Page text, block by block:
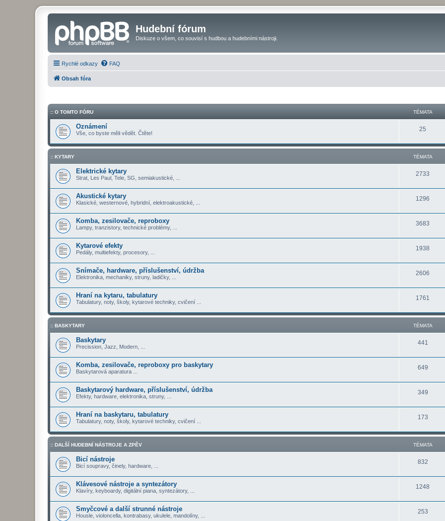
Hudební fórum
Diskuze o všem, co souvisí s hudbou a hudebními nástroji.
Rychlé odkazy FAQ
Obsah fóra
:: O TOMTO FÓRU TÉMATA
Oznámení
Vše, co byste měli vědět. Čtěte!
25
:: KYTARY TÉMATA
Elektrické kytary
Strat, Les Paul, Tele, SG, semiakustické, ...
2733
Akustické kytary
Klasické, westernové, hybridní, elektroakustické, ...
1296
Komba, zesilovače, reproboxy
Lampy, tranzistory, technické problémy, ...
3683
Kytarové efekty
Pedály, multiefekty, procesory, ...
1938
Snímače, hardware, příslušenství, údržba
Elektronika, mechaniky, struny, ladičky, ...
2606
Hraní na kytaru, tabulatury
Tabulatury, noty, školy, kytarové techniky, cvičení ...
1761
:: BASKYTARY TÉMATA
Baskytary
Precission, Jazz, Modern, ...
441
Komba, zesilovače, reproboxy pro baskytary
Baskytarová aparatura ...
649
Baskytarový hardware, příslušenství, údržba
Efekty, hardware, elektronika, struny, ...
349
Hraní na baskytaru, tabulatury
Tabulatury, noty, školy, kytarové techniky, cvičení ...
173
:: DALŠÍ HUDEBNÍ NÁSTROJE A ZPĚV TÉMATA
Bicí nástroje
Bicí soupravy, činely, hardware, ...
832
Klávesové nástroje a syntezátory
Klavíry, keyboardy, digitální piana, syntezátory, ...
1248
Smyčcové a další strunné nástroje
Housle, violoncella, kontrabasy, ukulele, mandolíny, ...
253